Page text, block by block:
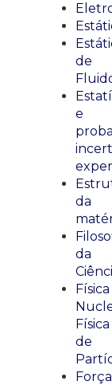
de
e
da
da
Física
Física
de
Força